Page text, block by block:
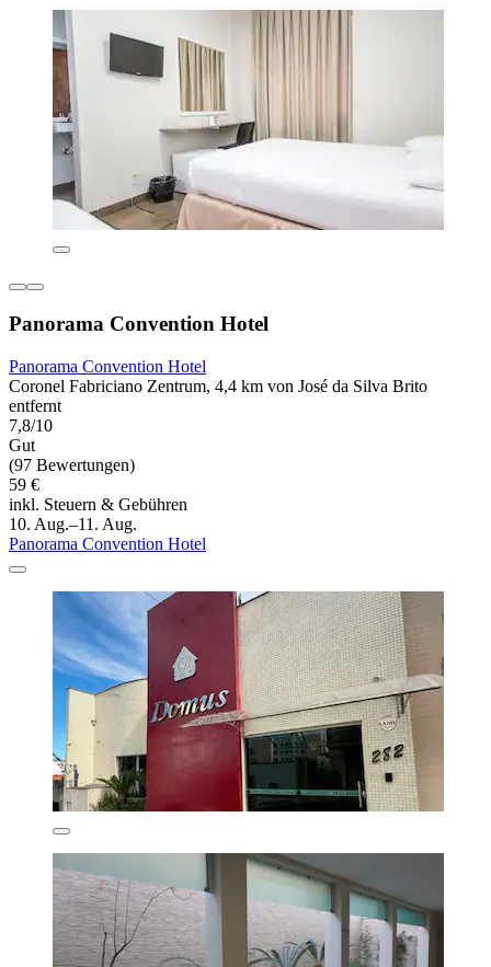
Panorama Convention Hotel
Panorama Convention Hotel
Coronel Fabriciano Zentrum, 4,4 km von José da Silva Brito
entfernt
7,8/10
Gut
(97 Bewertungen)
59 €
inkl. Steuern & Gebühren
10. Aug.–11. Aug.
Panorama Convention Hotel